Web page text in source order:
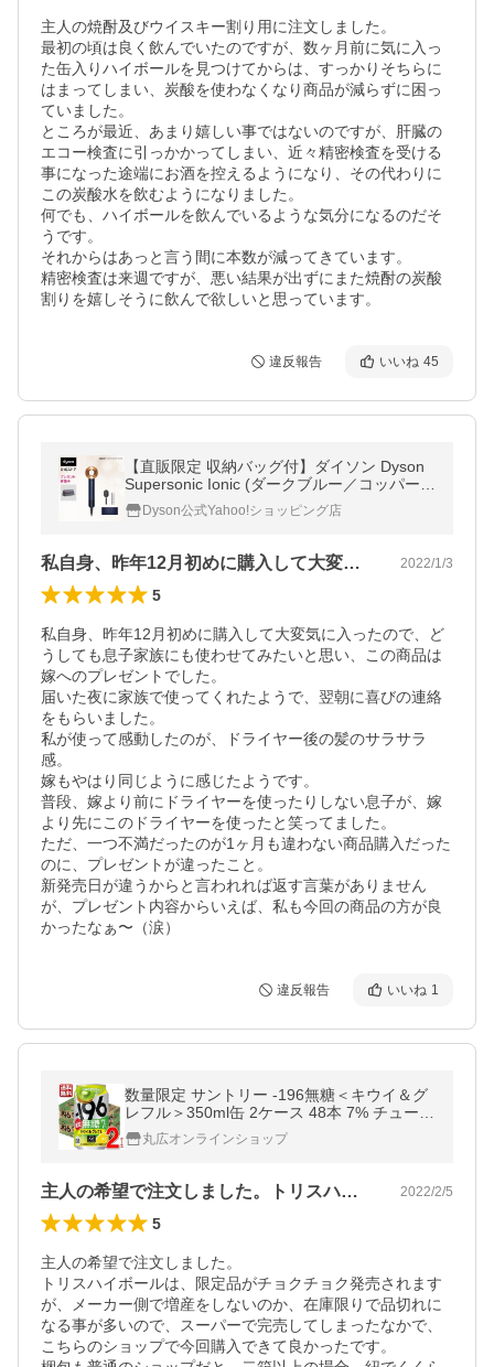
主人の焼酎及びウイスキー割り用に注文しました。
最初の頃は良く飲んでいたのですが、数ヶ月前に気に入っ
た缶入りハイボールを見つけてからは、すっかりそちらに
はまってしまい、炭酸を使わなくなり商品が減らずに困っ
ていました。
ところが最近、あまり嬉しい事ではないのですが、肝臓の
エコー検査に引っかかってしまい、近々精密検査を受ける
事になった途端にお酒を控えるようになり、その代わりに
この炭酸水を飲むようになりました。
何でも、ハイボールを飲んでいるような気分になるのだそ
うです。
それからはあっと言う間に本数が減ってきています。
精密検査は来週ですが、悪い結果が出ずにまた焼酎の炭酸
割りを嬉しそうに飲んで欲しいと思っています。
違反報告 いいね 45
【直販限定 収納バッグ付】ダイソン Dyson
Supersonic Ionic (ダークブルー／コッパー)
収納ボックス、コーム・ブラシ付 HD08 ULF
DBBC BXBR
Dyson公式Yahoo!ショッピング店
私自身、昨年12月初めに購入して大変気… 2022/1/3
5
私自身、昨年12月初めに購入して大変気に入ったので、ど
うしても息子家族にも使わせてみたいと思い、この商品は
嫁へのプレゼントでした。
届いた夜に家族で使ってくれたようで、翌朝に喜びの連絡
をもらいました。
私が使って感動したのが、ドライヤー後の髪のサラサラ
感。
嫁もやはり同じように感じたようです。
普段、嫁より前にドライヤーを使ったりしない息子が、嫁
より先にこのドライヤーを使ったと笑ってました。
ただ、一つ不満だったのが1ヶ月も違わない商品購入だった
のに、プレゼントが違ったこと。
新発売日が違うからと言われれば返す言葉がありません
が、プレゼント内容からいえば、私も今回の商品の方が良
かったなぁ〜（涙）
違反報告 いいね 1
数量限定 サントリー -196無糖＜キウイ＆グ
レフル＞350ml缶 2ケース 48本 7% チューハ
イ サワー 196 無糖 送料無料 一部除
丸広オンラインショップ
主人の希望で注文しました。トリスハイボ… 2022/2/5
5
主人の希望で注文しました。
トリスハイボールは、限定品がチョクチョク発売されます
が、メーカー側で増産をしないのか、在庫限りで品切れに
なる事が多いので、スーパーで完売してしまったなかで、
こちらのショップで今回購入できて良かったです。